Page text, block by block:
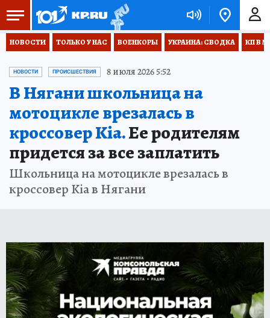
НОВОСТИ ТОЛЬКО У НАС ВОЕНКОРЫ УКРАИНА: СВОДКА КП В
НОВОСТИ ПРОИСШЕСТВИЯ 8 июля 2026 5:52
В Нягани школьница на
мотоцикле врезалась в
кроссовер Kia.Ее родителям
придется за все заплатить
Школьница на мотоцикле врезалась в
кроссовер Kia в Нягани